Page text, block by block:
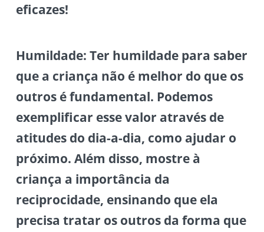
eficazes!
Humildade: Ter humildade para saber
que a criança não é melhor do que os
outros é fundamental. Podemos
exemplificar esse valor através de
atitudes do dia-a-dia, como ajudar o
próximo. Além disso, mostre à
criança a importância da
reciprocidade, ensinando que ela
precisa tratar os outros da forma que